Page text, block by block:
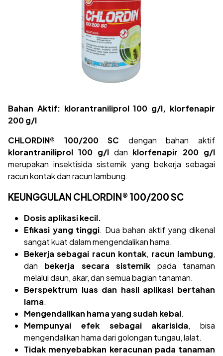
Bahan Aktif: klorantraniliprol 100 g/l, klorfenapir
200 g/l
CHLORDIN® 100/200 SC dengan bahan aktif
klorantraniliprol 100 g/ldan klorfenapir 200 g/l
merupakan insektisida sistemik yang bekerja sebagai
racun kontak dan racun lambung.
KEUNGGULAN CHLORDIN® 100/200 SC
Dosis aplikasi kecil.
Efikasi yang tinggi. Dua bahan aktif yang dikenal
sangat kuat dalam mengendalikan hama.
Bekerja sebagai racun kontak, racun lambung,
dan bekerja secara sistemik pada tanaman
melalui daun, akar, dan semua bagian tanaman.
Berspektrum luas dan hasil aplikasi bertahan
lama.
Mengendalikan hama yang sudah kebal.
Mempunyai efek sebagai akarisida, bisa
mengendalikan hama dari golongan tungau, lalat.
Tidak menyebabkan keracunan pada tanaman